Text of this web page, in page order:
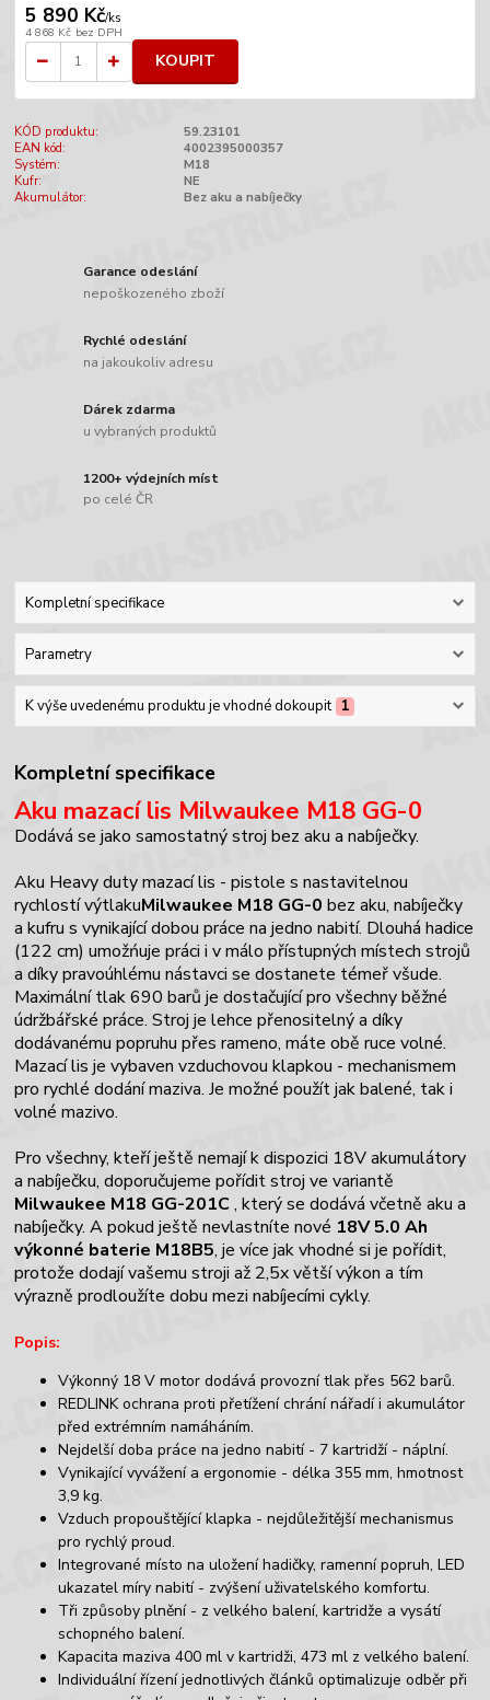
5 890 Kč/ks
4 868 Kč bez DPH
KOUPIT
KÓD produktu:
59.23101
EAN kód:
4002395000357
Systém:
M18
Kufr:
NE
Akumulátor:
Bez aku a nabíječky
Garance odeslání
nepoškozeného zboží
Rychlé odeslání
na jakoukoliv adresu
Dárek zdarma
u vybraných produktů
1200+ výdejních míst
po celé ČR
Kompletní specifikace
Parametry
K výše uvedenému produktu je vhodné dokoupit 1
Kompletní specifikace
Aku mazací lis Milwaukee M18 GG-0
Dodává se jako samostatný stroj bez aku a nabíječky.
Aku Heavy duty mazací lis - pistole s nastavitelnou
rychlostí výtlakuMilwaukee M18 GG-0 bez aku, nabíječky
a kufru s vynikající dobou práce na jedno nabití. Dlouhá hadice
(122 cm) umožńuje práci i v málo přístupných místech strojů
a díky pravoúhlému nástavci se dostanete témeř všude.
Maximální tlak 690 barů je dostačující pro všechny běžné
údržbářské práce. Stroj je lehce přenositelný a díky
dodávanému popruhu přes rameno, máte obě ruce volné.
Mazací lis je vybaven vzduchovou klapkou - mechanismem
pro rychlé dodání maziva. Je možné použít jak balené, tak i
volné mazivo.
Pro všechny, kteří ještě nemají k dispozici 18V akumulátory
a nabíječku, doporučujeme pořídit stroj ve variantě
Milwaukee M18 GG-201C , který se dodává včetně aku a
nabíječky. A pokud ještě nevlastníte nové 18V 5.0 Ah
výkonné baterie M18B5, je více jak vhodné si je pořídit,
protože dodají vašemu stroji až 2,5x větší výkon a tím
výrazně prodloužíte dobu mezi nabíjecími cykly.
Popis:
Výkonný 18 V motor dodává provozní tlak přes 562 barů.
REDLINK ochrana proti přetížení chrání nářadí i akumulátor
před extrémním namáháním.
Nejdelší doba práce na jedno nabití - 7 kartridží - náplní.
Vynikající vyvážení a ergonomie - délka 355 mm, hmotnost
3,9 kg.
Vzduch propouštějící klapka - nejdůležitější mechanismus
pro rychlý proud.
Integrované místo na uložení hadičky, ramenní popruh, LED
ukazatel míry nabití - zvýšení uživatelského komfortu.
Tři způsoby plnění - z velkého balení, kartridže a vysátí
schopného balení.
Kapacita maziva 400 ml v kartridži, 473 ml z velkého balení.
Individuální řízení jednotlivých článků optimalizuje odběr při